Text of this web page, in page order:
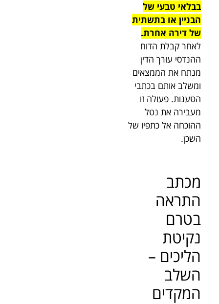
בבלאי טבעי של
הבניין או בתשתית
של דירה אחרת.
לאחר קבלת הדוח
ההנדסי עורך הדין
מנתח את הממצאים
ומשלב אותם בכתבי
הטענות. פעולה זו
מעבירה את נטל
ההוכחה אל כתפיו של
השכן.
מכתב
התראה
בטרם
נקיטת
הליכים –
השלב
המקדים